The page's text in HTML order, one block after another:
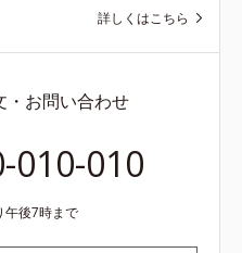
詳しくはこちら
・お問い合わせ
010-010
午後7時まで